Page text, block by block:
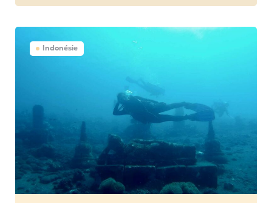
Indonésie